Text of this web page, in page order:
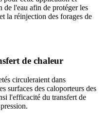
de l'eau afin de protéger les
la réinjection des forages de
de chaleur
circuleraient dans
surfaces des caloporteurs des
l'efficacité du transfert de